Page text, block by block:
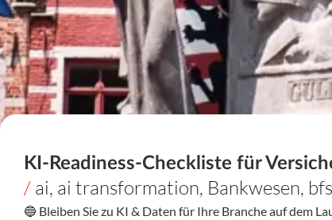
KI-Readiness-Checkliste für
/ ai, ai transformation, Bankwesen,
🔵 Bleiben Sie zu KI & Daten für Ihre Branche auf dem